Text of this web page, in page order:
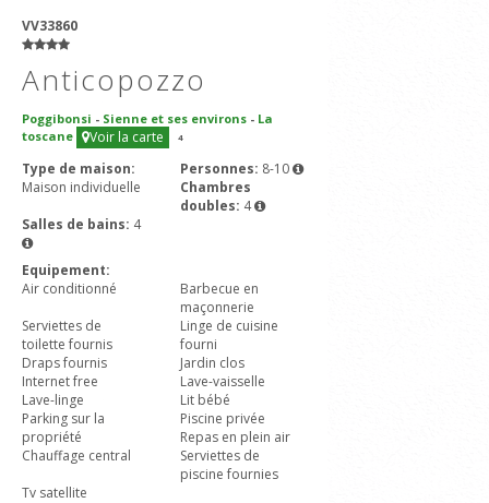
VV33860
Anticopozzo
Poggibonsi - Sienne et ses environs - La
toscane
Voir la carte 4
Type de maison:
Maison individuelle
Personnes: 8-10
Chambres
doubles: 4
Salles de bains: 4
Equipement:
Air conditionné
Barbecue en
maçonnerie
Serviettes de
toilette fournis
Linge de cuisine
fourni
Draps fournis
Jardin clos
Internet free
Lave-vaisselle
Lave-linge
Lit bébé
Parking sur la
propriété
Piscine privée
Repas en plein air
Chauffage central
Serviettes de
piscine fournies
Tv satellite